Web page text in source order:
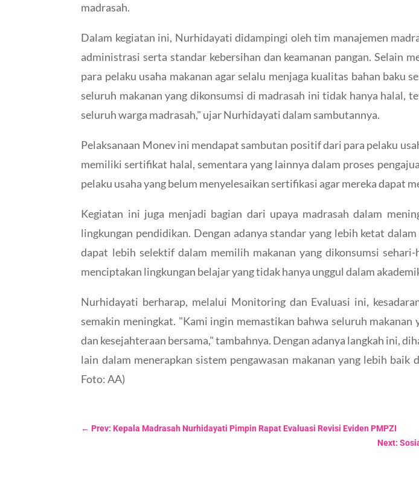
madrasah.
Dalam kegiatan ini, Nurhidayati didampingi oleh tim manajemen
administrasi serta standar kebersihan dan keamanan pangan. Selain
para pelaku usaha makanan agar selalu menjaga kualitas bahan
seluruh makanan yang dikonsumsi di madrasah ini tidak hanya halal,
seluruh warga madrasah," ujar Nurhidayati dalam sambutannya.
Pelaksanaan Monev ini mendapat sambutan positif dari para pelaku
memiliki sertifikat halal, sementara yang lainnya dalam proses
pelaku usaha yang belum menyelesaikan sertifikasi agar mereka dapat
Kegiatan ini juga menjadi bagian dari upaya madrasah dalam
lingkungan pendidikan. Dengan adanya standar yang lebih ketat
dapat lebih selektif dalam memilih makanan yang dikonsumsi
menciptakan lingkungan belajar yang tidak hanya unggul dalam
Nurhidayati berharap, melalui Monitoring dan Evaluasi ini,
semakin meningkat. "Kami ingin memastikan bahwa seluruh
dan kesejahteraan bersama," tambahnya. Dengan adanya langkah ini,
lain dalam menerapkan sistem pengawasan makanan yang lebih
Foto: AA)
←Prev: Kepala Madrasah Nurhidayati Pimpin Rapat Evaluasi Revisi Eviden PMPZI
Next: